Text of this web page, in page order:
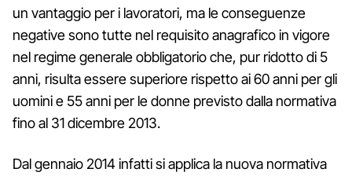
un vantaggio per i lavoratori, ma le conseguenze
negative sono tutte nel requisito anagrafico in vigore
nel regime generale obbligatorio che, pur ridotto di 5
anni, risulta essere superiore rispetto ai 60 anni per gli
uomini e 55 anni per le donne previsto dalla normativa
fino al 31 dicembre 2013.
Dal gennaio 2014 infatti si applica la nuova normativa